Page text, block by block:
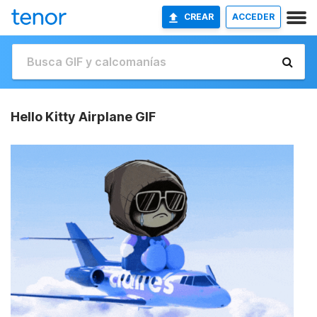
CREAR ACCEDER
Hello Kitty Airplane GIF